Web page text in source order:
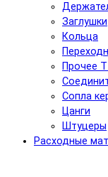
Заглушки
Кольца
Прочее
Сопла
Цанги
Штуцеры
Расходные